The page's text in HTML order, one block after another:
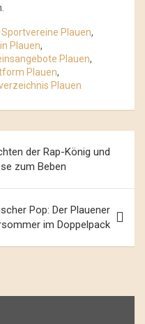
Sportvereine Plauen,
Plauen,
Plauen,
Plauen,
Plauen
der Rap-König und
zum Beben
Pop: Der Plauener
im Doppelpack